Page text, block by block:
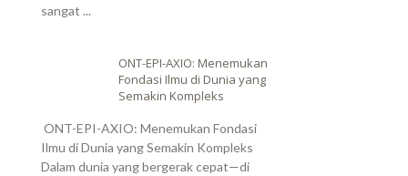
sangat ...
ONT-EPI-AXIO: Menemukan
Fondasi Ilmu di Dunia yang
Semakin Kompleks
ONT-EPI-AXIO: Menemukan Fondasi
Ilmu di Dunia yang Semakin Kompleks
Dalam dunia yang bergerak cepat—di